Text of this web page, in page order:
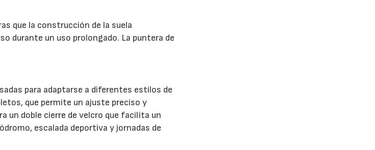
que la construcción de la suela
durante un uso prolongado. La puntera de
para adaptarse a diferentes estilos de
que permite un ajuste preciso y
un doble cierre de velcro que facilita un
escalada deportiva y jornadas de